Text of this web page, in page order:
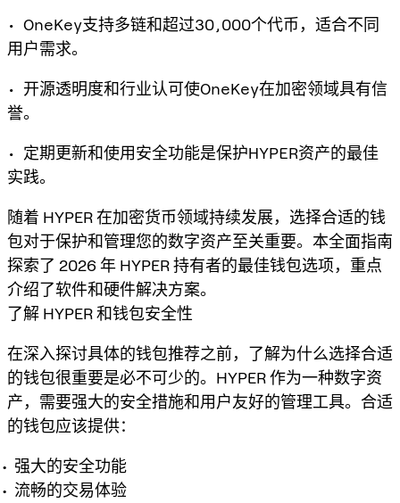
• OneKey支持多链和超过30,000个代币，适合不同
用户需求。
• 开源透明度和行业认可使OneKey在加密领域具有信
誉。
• 定期更新和使用安全功能是保护HYPER资产的最佳
实践。
随着 HYPER 在加密货币领域持续发展，选择合适的钱
包对于保护和管理您的数字资产至关重要。本全面指南
探索了 2026 年 HYPER 持有者的最佳钱包选项，重点
介绍了软件和硬件解决方案。
了解 HYPER 和钱包安全性
在深入探讨具体的钱包推荐之前，了解为什么选择合适
的钱包很重要是必不可少的。HYPER 作为一种数字资
产，需要强大的安全措施和用户友好的管理工具。合适
的钱包应该提供：
强大的安全功能
流畅的交易体验